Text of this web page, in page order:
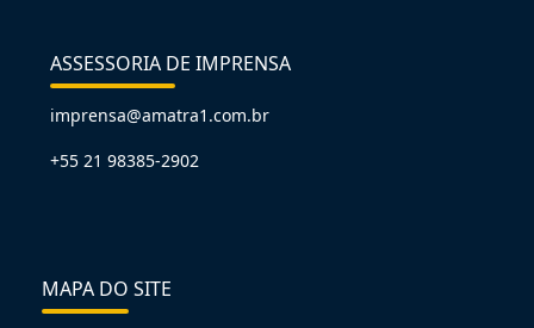
ASSESSORIA DE IMPRENSA
imprensa@amatra1.com.br
+55 21 98385-2902
MAPA DO SITE